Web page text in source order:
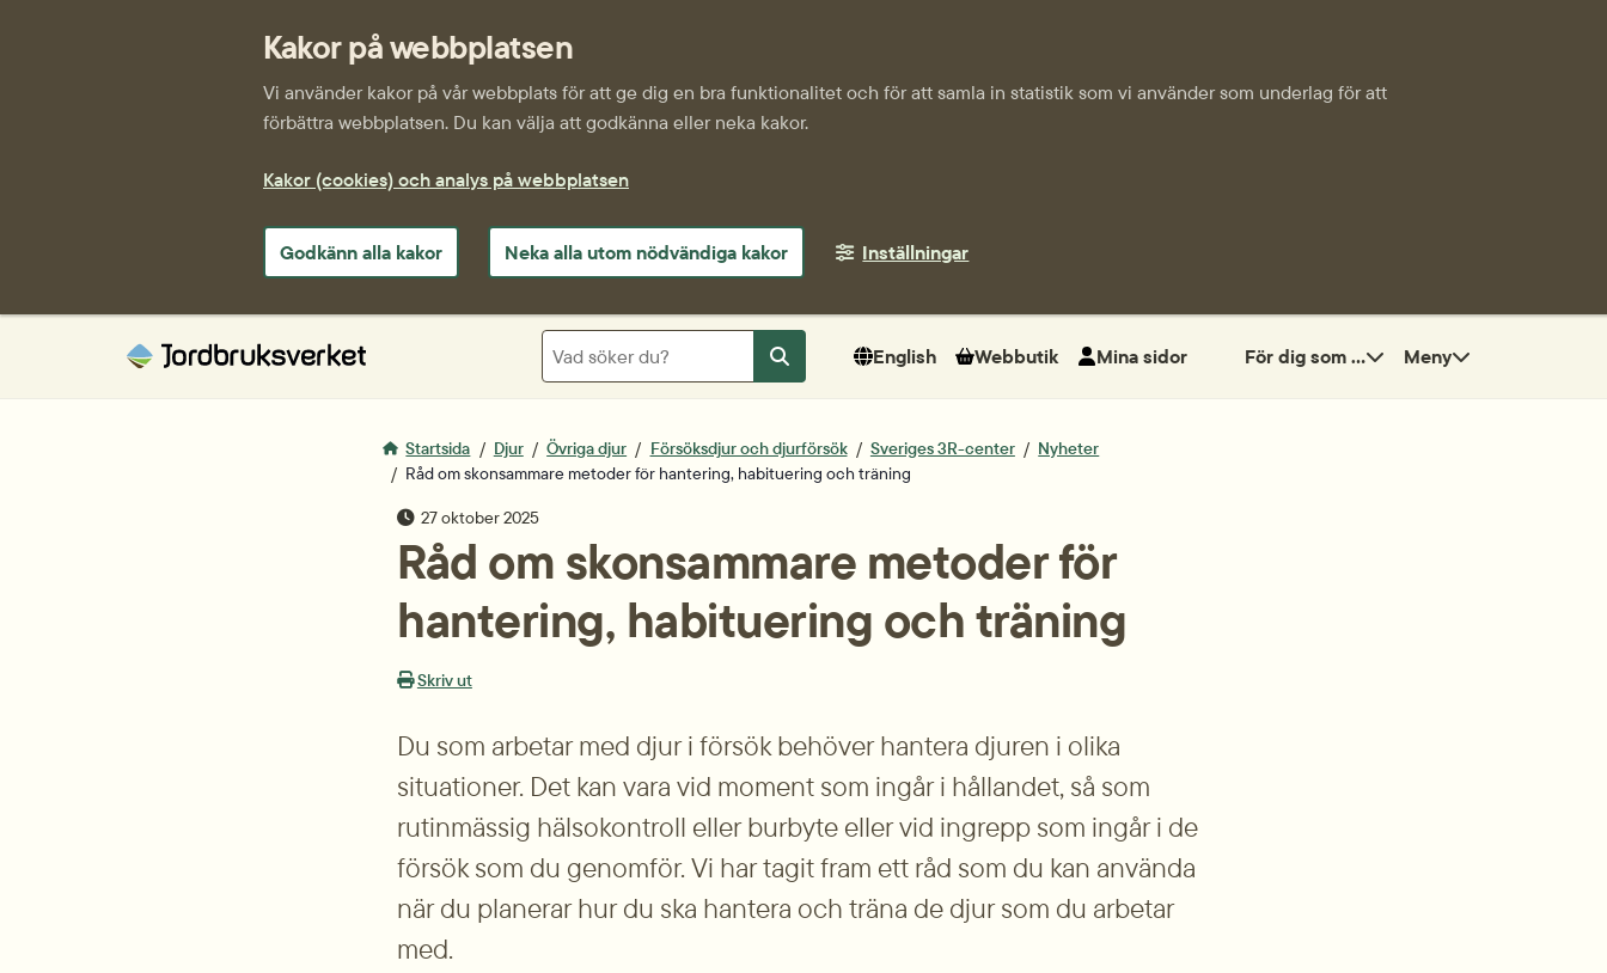
Kakor på webbplatsen
Vi använder kakor på vår webbplats för att ge dig en bra funktionalitet och för att samla in statistik som vi använder som underlag för att
förbättra webbplatsen. Du kan välja att godkänna eller neka kakor.
Kakor (cookies) och analys på webbplatsen
Godkänn alla kakor Neka alla utom nödvändiga kakor Inställningar
Sök
Sök
English Webbutik Mina sidor För dig som ... Meny
Startsida Djur Övriga djur Försöksdjur och djurförsök Sveriges 3R-center
Nyheter
Råd om skonsammare metoder för hantering, habituering och träning
publiceringsdatum
27 oktober 2025
Råd om skonsammare metoder för
hantering, habituering och träning
Skriv ut
Du som arbetar med djur i försök behöver hantera djuren i olika
situationer. Det kan vara vid moment som ingår i hållandet, så som
rutinmässig hälsokontroll eller burbyte eller vid ingrepp som ingår i de
försök som du genomför. Vi har tagit fram ett råd som du kan använda
när du planerar hur du ska hantera och träna de djur som du arbetar
med.